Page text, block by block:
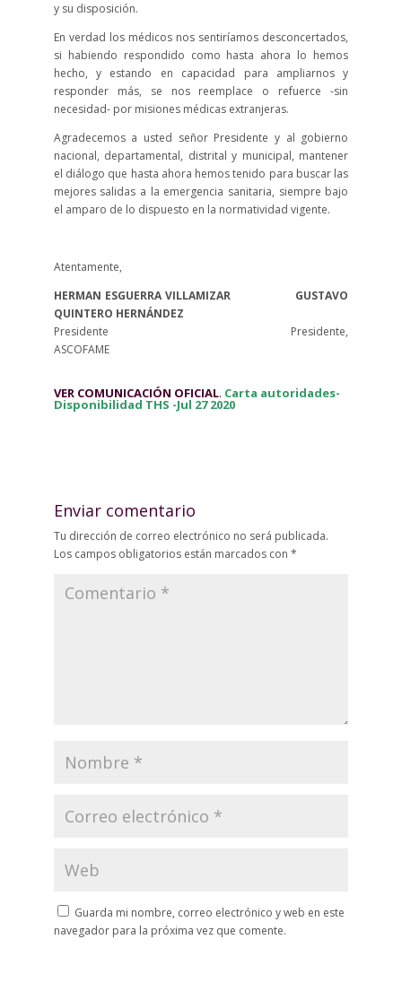
y su disposición.
En verdad los médicos nos sentiríamos desconcertados,
si habiendo respondido como hasta ahora lo hemos
hecho, y estando en capacidad para ampliarnos y
responder más, se nos reemplace o refuerce -sin
necesidad- por misiones médicas extranjeras.
Agradecemos a usted señor Presidente y al gobierno
nacional, departamental, distrital y municipal, mantener
el diálogo que hasta ahora hemos tenido para buscar las
mejores salidas a la emergencia sanitaria, siempre bajo
el amparo de lo dispuesto en la normatividad vigente.
Atentamente,
HERMAN ESGUERRA VILLAMIZAR GUSTAVO
QUINTERO HERNÁNDEZ
Presidente Presidente,
ASCOFAME
VER COMUNICACIÓN OFICIAL. Carta autoridades-
Disponibilidad THS -Jul 27 2020
Enviar comentario
Tu dirección de correo electrónico no será publicada.
Los campos obligatorios están marcados con *
Guarda mi nombre, correo electrónico y web en este
navegador para la próxima vez que comente.